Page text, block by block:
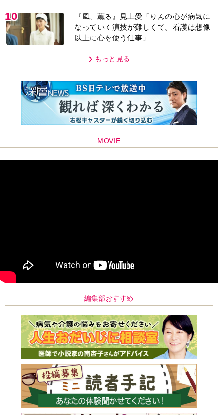
10
『風、薫る』見上愛「りんの心が病気に
なっていく演技が難しくて。看護は想像
以上に心を使う仕事」
もっと見る
MOVIE
編集部おすすめ